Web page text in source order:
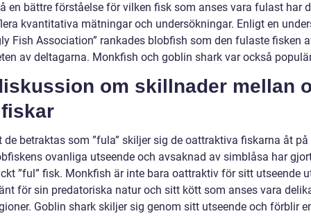
en bättre förståelse för vilken fisk som anses vara fulast har
kvantitativa mätningar och undersökningar. Enligt en
Fish Association” rankades blobfish som den fulaste fisken
av deltagarna. Monkfish och goblin shark var också
om skillnader mellan
de betraktas som ”fula” skiljer sig de oattraktiva fiskarna åt
ovanliga utseende och avsaknad av simblåsa har
”ful” fisk. Monkfish är inte bara oattraktiv för sitt utseende
för sin predatoriska natur och sitt kött som anses vara
Goblin shark skiljer sig genom sitt utseende och förblir